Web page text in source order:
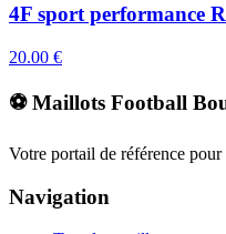
4F sport performance
20.00 €
⚽ Maillots Football
Votre portail de référence
Navigation